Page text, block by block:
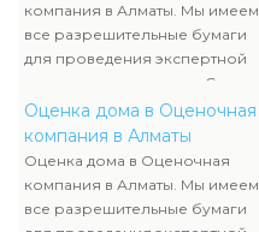
компания в Алматы. Мы имеем
все разрешительные бумаги
для проведения экспертной
оценки недвижимости. Список
данных документов, их
отображение и сканы можно
отыскать в разделе нашего
сайта.
Оценка дома в Оценочная
компания в Алматы
Оценка дома в Оценочная
компания в Алматы. Мы имеем
все разрешительные бумаги